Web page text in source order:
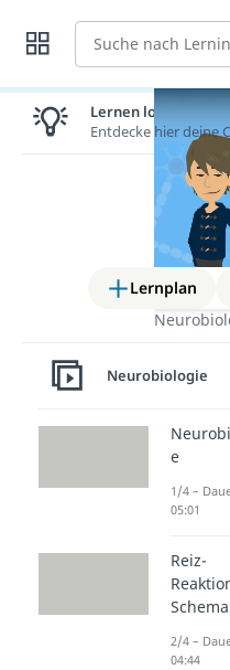
Suche
Lernplan
zum
zum
In
EPSPs
wie
Lernen lohnt sich!
Entdecke hier deine
Neurobiologie
e
1/4 –
05:01
Reiz-
Schema
2/4 –
04:44